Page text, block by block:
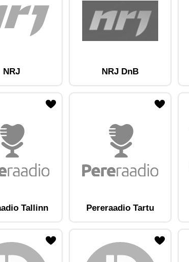
NRJ NRJ DnB
Tallinn Pereraadio Tartu
lemmikute hulkaLisa raadiojaam lemmikute hulka
lemmikute hulkaLisa raadiojaam lemmikute hulka